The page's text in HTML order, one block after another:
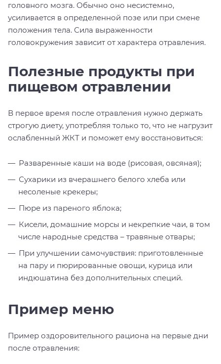
головного мозга. Обычно оно несистемно,
усиливается в определенной позе или при смене
положения тела. Сила выраженности
головокружения зависит от характера отравления.
Полезные продукты при
пищевом отравлении
В первое время после отравления нужно держать
строгую диету, употребляя только то, что не нагрузит
ослабленный ЖКТ и поможет ему восстановиться:
Разваренные каши на воде (рисовая, овсяная);
Сухарики из вчерашнего белого хлеба или
несоленые крекеры;
Пюре из пареного яблока;
Кисели, домашние морсы и некрепкие чаи, в том
числе народные средства – травяные отвары;
При улучшении самочувствия: приготовленные
на пару и пюрированные овощи, курица или
индюшатина без дополнительных специй.
Пример меню
Пример оздоровительного рациона на первые дни
после отравления: